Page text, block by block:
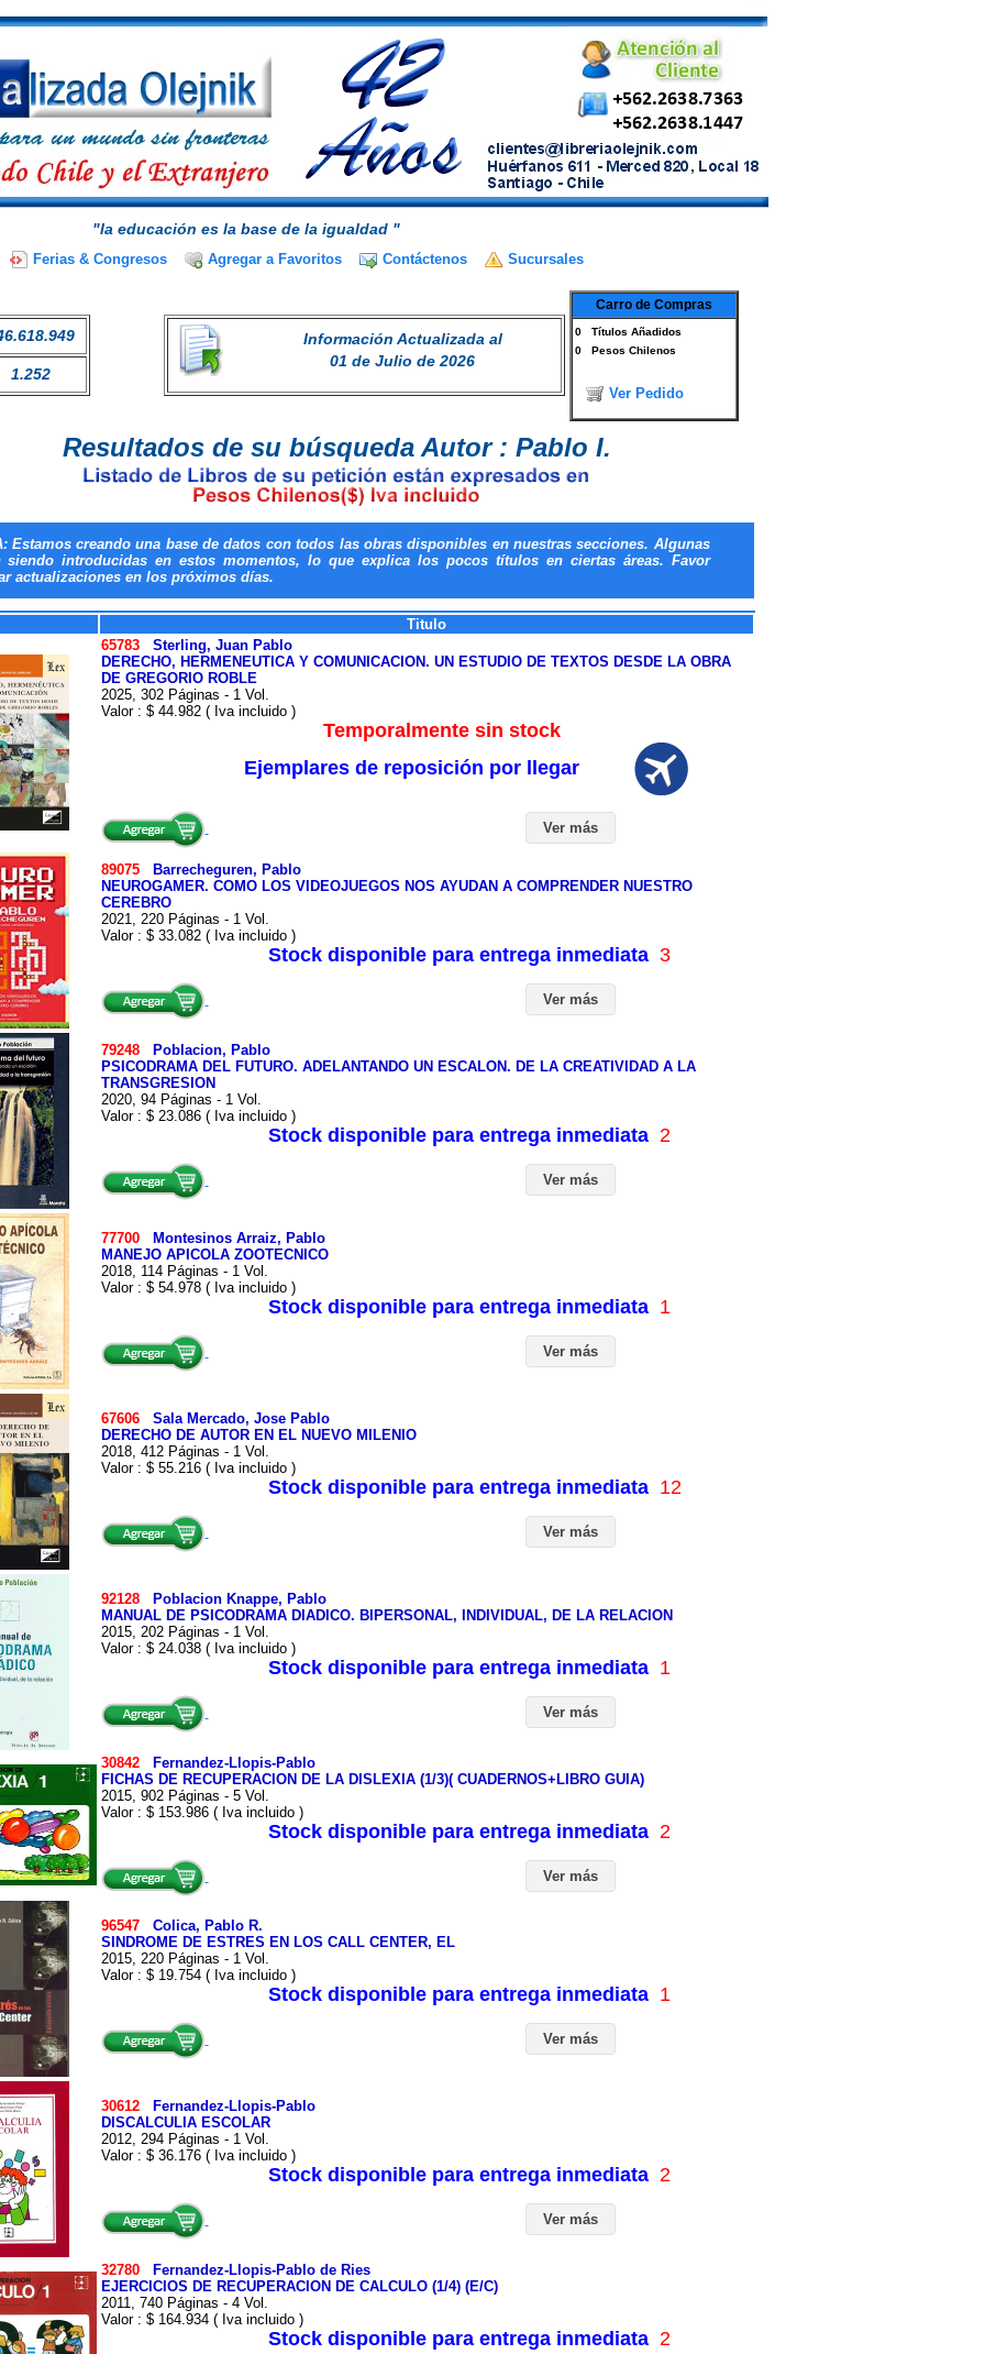
"la educación es la base de la igualdad "
Ferias & Congresos Agregar a Favoritos Contáctenos Sucursales
1.252
Información Actualizada al
01 de Julio de 2026
Carro de Compras
0 Títulos Añadidos
0 Pesos Chilenos
Ver Pedido
Resultados de su búsqueda Autor : Pablo I.
Estamos creando una base de datos con todos las obras disponibles en nuestras secciones. Algunas
siendo introducidas en estos momentos, lo que explica los pocos títulos en ciertas áreas. Favor
actualizaciones en los próximos días.
Titulo
65783 Sterling, Juan Pablo
DERECHO, HERMENEUTICA Y COMUNICACION. UN ESTUDIO DE TEXTOS DESDE LA OBRA
DE GREGORIO ROBLE
2025, 302 Páginas - 1 Vol.
Valor : $ 44.982 ( Iva incluido )
Temporalmente sin stock
Ejemplares de reposición por llegar
Ver más
89075
Barrecheguren, Pablo
NEUROGAMER. COMO LOS VIDEOJUEGOS NOS AYUDAN A COMPRENDER NUESTRO
CEREBRO
2021, 220 Páginas - 1 Vol.
Valor : $ 33.082 ( Iva incluido )
Stock disponible para entrega inmediata 3
Ver más
79248
Poblacion, Pablo
PSICODRAMA DEL FUTURO. ADELANTANDO UN ESCALON. DE LA CREATIVIDAD A LA
TRANSGRESION
2020, 94 Páginas - 1 Vol.
Valor : $ 23.086 ( Iva incluido )
Stock disponible para entrega inmediata 2
Ver más
77700
Montesinos Arraiz, Pablo
MANEJO APICOLA ZOOTECNICO
2018, 114 Páginas - 1 Vol.
Valor : $ 54.978 ( Iva incluido )
Stock disponible para entrega inmediata 1
Ver más
67606 Sala Mercado, Jose Pablo
DERECHO DE AUTOR EN EL NUEVO MILENIO
2018, 412 Páginas - 1 Vol.
Valor : $ 55.216 ( Iva incluido )
Stock disponible para entrega inmediata 12
Ver más
92128
Poblacion Knappe, Pablo
MANUAL DE PSICODRAMA DIADICO. BIPERSONAL, INDIVIDUAL, DE LA RELACION
2015, 202 Páginas - 1 Vol.
Valor : $ 24.038 ( Iva incluido )
Stock disponible para entrega inmediata 1
Ver más
30842
Fernandez-Llopis-Pablo
FICHAS DE RECUPERACION DE LA DISLEXIA (1/3)( CUADERNOS+LIBRO GUIA)
2015, 902 Páginas - 5 Vol.
Valor : $ 153.986 ( Iva incluido )
Stock disponible para entrega inmediata 2
Ver más
96547 Colica, Pablo R.
SINDROME DE ESTRES EN LOS CALL CENTER, EL
2015, 220 Páginas - 1 Vol.
Valor : $ 19.754 ( Iva incluido )
Stock disponible para entrega inmediata 1
Ver más
30612
Fernandez-Llopis-Pablo
DISCALCULIA ESCOLAR
2012, 294 Páginas - 1 Vol.
Valor : $ 36.176 ( Iva incluido )
Stock disponible para entrega inmediata 2
Ver más
32780
Fernandez-Llopis-Pablo de Ries
EJERCICIOS DE RECUPERACION DE CALCULO (1/4) (E/C)
2011, 740 Páginas - 4 Vol.
Valor : $ 164.934 ( Iva incluido )
Stock disponible para entrega inmediata 2